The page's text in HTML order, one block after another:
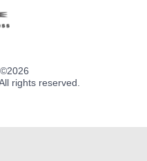
2026
rights reserved.